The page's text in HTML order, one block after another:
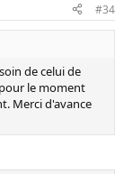
#34
de celui de
le moment
Merci d'avance